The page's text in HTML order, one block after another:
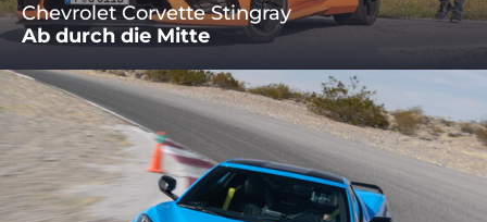
Chevrolet Corvette Stingray
Ab durch die Mitte